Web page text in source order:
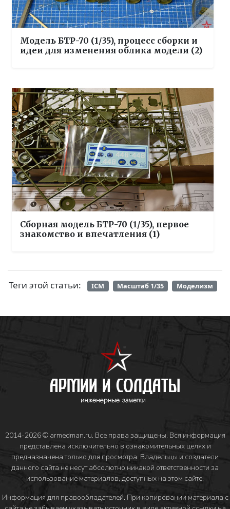
Модель БТР-70 (1/35), процесс сборки и
идеи для изменения облика модели (2)
Сборная модель БТР-70 (1/35), первое
знакомство и впечатления (1)
Теги этой статьи: ICM Масштаб 1/35 Моделизм
2014-2026 © armedman.ru. Все права защищены. Вся информация
представлена исключительно в ознакомительных целях и
предназначена только для просмотра. Владельцы и создатели
данного сайта не несут абсолютно никакой ответственности за
использование материалов, доступных на этом сайте.
Информация для правообладателей. При копировании материала с